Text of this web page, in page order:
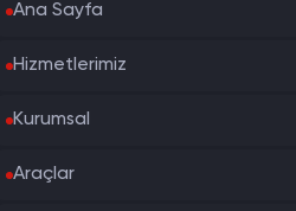
Ana Sayfa
Hizmetlerimiz
Kurumsal
Araçlar